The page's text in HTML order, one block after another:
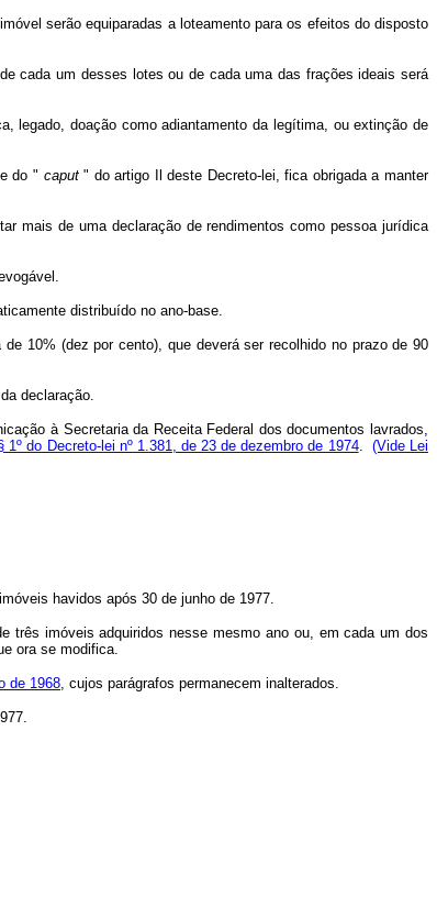
serão equiparadas a loteamento para os efeitos do disposto
cada um desses lotes ou de cada uma das frações ideais será
legado, doação como adiantamento da legítima, ou extinção de
e do " caput" do artigo Il deste Decreto-lei, fica obrigada a manter
mais de uma declaração de rendimentos como pessoa jurídica
distribuído no ano-base.
10% (dez por cento), que deverá ser recolhido no prazo de 90
declaração.
à Secretaria da Receita Federal dos documentos lavrados,
1º do Decreto-lei nº 1.381, de 23 de dezembro de 1974. (Vide Lei
havidos após 30 de junho de 1977.
imóveis adquiridos nesse mesmo ano ou, em cada um dos
ora se modifica.
de 1968 , cujos parágrafos permanecem inalterados.